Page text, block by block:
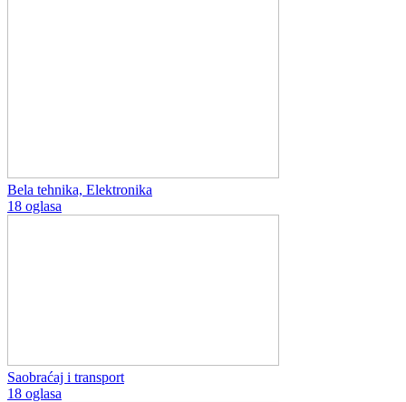
Bela tehnika, Elektronika
18 oglasa
Saobraćaj i transport
18 oglasa